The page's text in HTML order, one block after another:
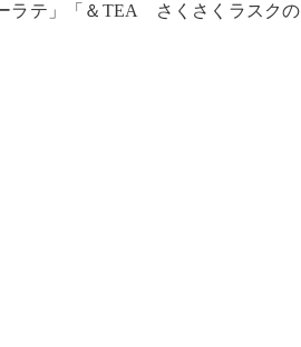
ラテ」「＆TEA　さくさくラスクの